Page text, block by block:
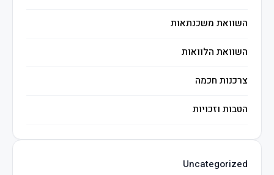
השוואת משכנתאות
השוואת הלוואות
צרכנות חכמה
הטבות וזכויות
השקעות חכמות
מיסים
Uncategorized